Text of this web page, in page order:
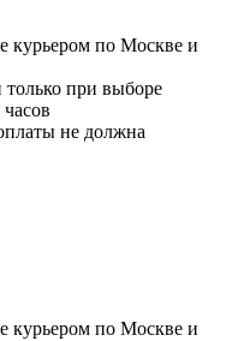
курьером по Москве и
при выборе
не должна
курьером по Москве и